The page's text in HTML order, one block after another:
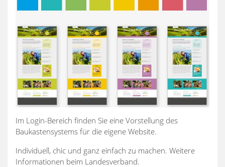
Im Login-Bereich finden Sie eine Vorstellung des
Baukastensystems für die eigene Website.
Individuell, chic und ganz einfach zu machen. Weitere
Informationen beim Landesverband.